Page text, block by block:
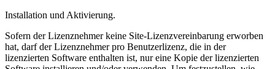
Installation und Aktivierung.
Sofern der Lizenznehmer keine Site-Lizenzvereinbarung erworben
hat, darf der Lizenznehmer pro Benutzerlizenz, die in der
lizenzierten Software enthalten ist, nur eine Kopie der lizenzierten